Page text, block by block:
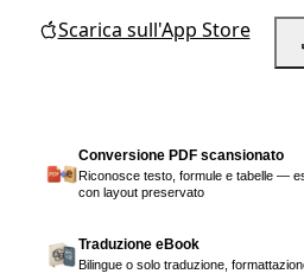
Scarica sull'App Store
Conversione PDF scansionato
Riconosce testo, formule e tabelle —
con layout preservato
Traduzione eBook
Bilingue o solo traduzione,